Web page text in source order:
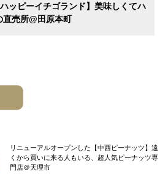
ッピーイチゴランド】美味しくてハ
直売所@田原本町
リニューアルオープンした【中西ピーナッツ】遠
くから買いに来る人もいる、超人気ピーナッツ専
門店＠天理市